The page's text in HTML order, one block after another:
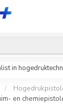
in
/
en